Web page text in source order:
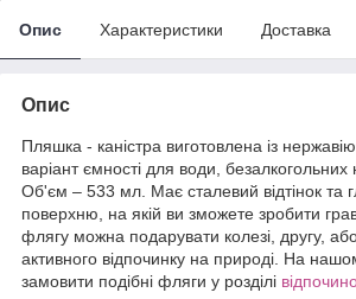
Опис Характеристики Доставка
Опис
Пляшка - каністра виготовлена із
варіант ємності для води, безалкогольних
Об'єм – 533 мл. Має сталевий відтінок та
поверхню, на якій ви зможете зробити
флягу можна подарувати колезі, другу,
активного відпочинку на природі. На
замовити подібні фляги у розділі